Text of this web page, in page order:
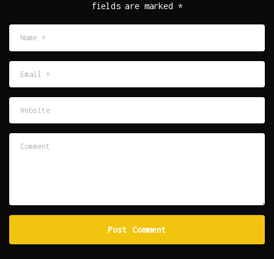
fields are marked *
*
Website